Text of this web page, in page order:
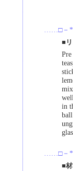
……□－
■
in
……□－
■